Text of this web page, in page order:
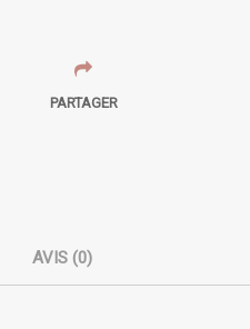
PARTAGER
AVIS (0)